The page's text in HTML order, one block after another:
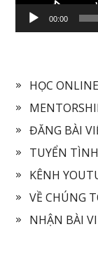
00:00
HỌC ONLINE
ĐĂNG BÀI
TUYỂN
KÊNH
VỀ CHÚNG
NHẬN BÀI